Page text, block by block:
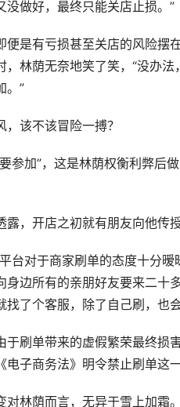
没做好，最终只能关店止损。”
便是有亏损甚至关店的风险摆
，林荫无奈地笑了笑，“没办
。”
，该不该冒险一搏？
参加”，这是林荫权衡利弊后
露，开店之初就有朋友向他传
台对于商家刷单的态度十分
身边所有的亲朋好友要来二十
找了个客服，除了自己刷，也
于刷单带来的虚假繁荣最终损
电子商务法》明令禁止刷单这
对林荫而言，无异于雪上加霜